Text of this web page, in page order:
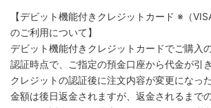
【デビット機能付きクレジットカード ※（
のご利用について】
デビット機能付きクレジットカードでご購入
認証時点で、ご指定の預金口座から代金が引
クレジットの認証後に注文内容が変更になっ
金額は後日返金されますが、返金されるまで